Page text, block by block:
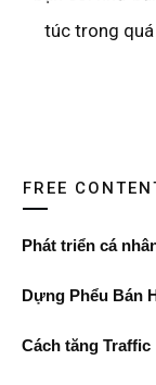
túc trong
FREE
Phát triển cá
Dựng Phểu Bán
Cách tăng Traffic